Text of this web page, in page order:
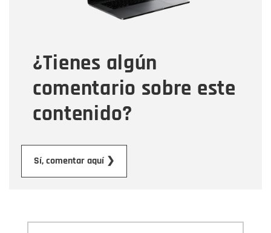
¿Tienes algún
comentario sobre este
contenido?
Sí, comentar aquí ❯
Tipo de comentario
Mensaje